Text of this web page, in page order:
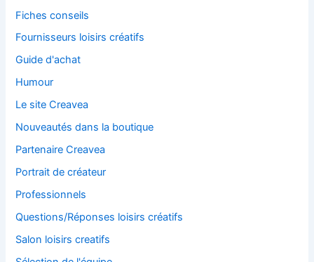
Fiches conseils
Fournisseurs loisirs créatifs
Guide d'achat
Humour
Le site Creavea
Nouveautés dans la boutique
Partenaire Creavea
Portrait de créateur
Professionnels
Questions/Réponses loisirs créatifs
Salon loisirs creatifs